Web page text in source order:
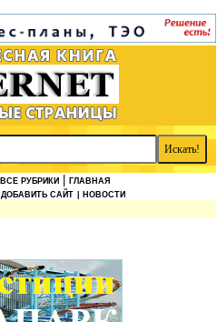
ВСЕ РУБРИКИ
ГЛАВНАЯ
ДОБАВИТЬ САЙТ | НОВОСТИ